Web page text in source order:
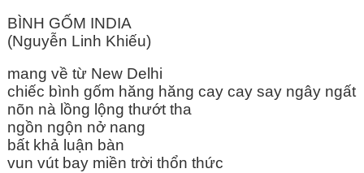
BÌNH GỐM INDIA
(Nguyễn Linh Khiếu)
mang về từ New Delhi
chiếc bình gốm hăng hăng cay cay say ngây ngất
nõn nà lồng lộng thướt tha
ngồn ngộn nở nang
bất khả luận bàn
vun vút bay miền trời thổn thức